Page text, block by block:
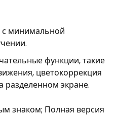
минимальной
функции, такие
цветокоррекция
разделенном экране.
знаком; Полная версия